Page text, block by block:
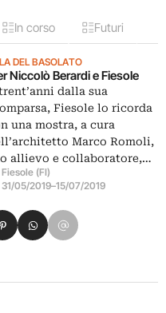
In corso Futuri
DEL BASOLATO
Niccolò Berardi e Fiesole
dalla sua
Fiesole lo ricorda
una mostra, a cura
Marco Romoli,
allievo e collaboratore,…
Fiesole (FI)
31/05/2019–15/07/2019
Xsu LinkedIn
su Pinterest
Condividi su WhatsApp
Condividi su Email